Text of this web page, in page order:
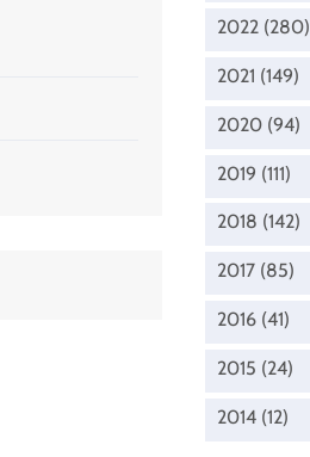
2022 (280)
2021 (149)
2020 (94)
2019 (111)
2018 (142)
2017 (85)
2016 (41)
2015 (24)
2014 (12)